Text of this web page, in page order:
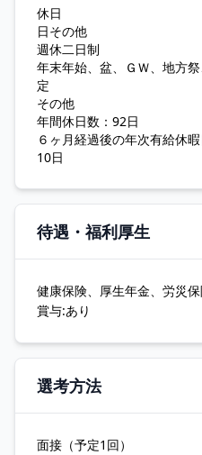
休日
日その他
週休二日制
年末年始、盆、ＧＷ、地方
定
その他
年間休日数：92日
６ヶ月経過後の年次有給休
10日
待遇・福利厚生
健康保険、厚生年金、労災
賞与:あり
選考方法
面接（予定1回）